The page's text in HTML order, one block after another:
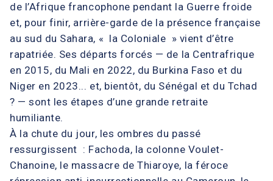
de l’Afrique francophone pendant la Guerre froide
et, pour finir, arrière-garde de la présence française
au sud du Sahara, « la Coloniale » vient d’être
rapatriée. Ses départs forcés — de la Centrafrique
en 2015, du Mali en 2022, du Burkina Faso et du
Niger en 2023... et, bientôt, du Sénégal et du Tchad
? — sont les étapes d’une grande retraite
humiliante.
À la chute du jour, les ombres du passé
ressurgissent : Fachoda, la colonne Voulet-
Chanoine, le massacre de Thiaroye, la féroce